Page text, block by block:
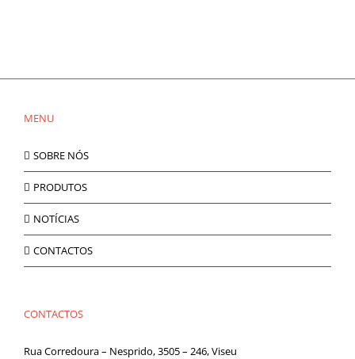
MENU
SOBRE NÓS
PRODUTOS
NOTÍCIAS
CONTACTOS
CONTACTOS
Rua Corredoura – Nesprido, 3505 – 246, Viseu